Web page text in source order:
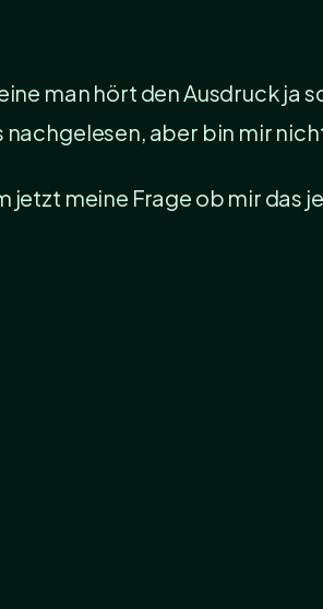
man hört den Ausdruck ja
nachgelesen, aber bin mir
jetzt meine Frage ob mir das